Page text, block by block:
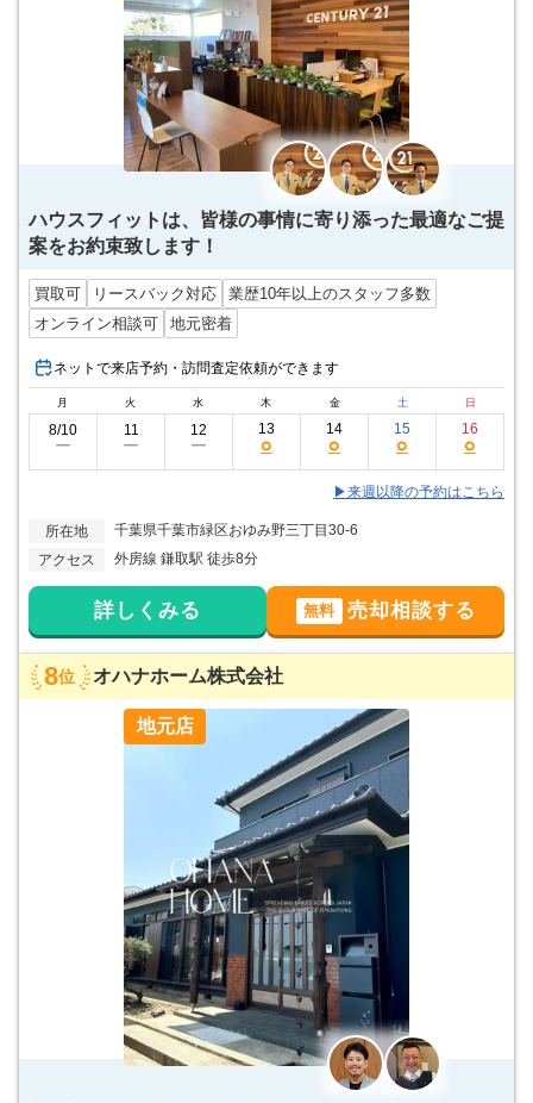
ハウスフィットは、皆様の事情に寄り添った最適なご提
案をお約束致します！
買取可 リースバック対応
業歴10年以上のスタッフ多数
オンライン相談可
地元密着
ネットで来店予約・訪問査定依頼ができます
月 火 水 木 金 土 日
8/10
ー
11
ー
12
ー
13
○
14
○
15
○
16
○
▶来週以降の予約はこちら
所在地
千葉県千葉市緑区おゆみ野三丁目30-6
アクセス
外房線 鎌取駅 徒歩8分
詳しくみる 無料 売却相談する
8位 オハナホーム株式会社
地元店